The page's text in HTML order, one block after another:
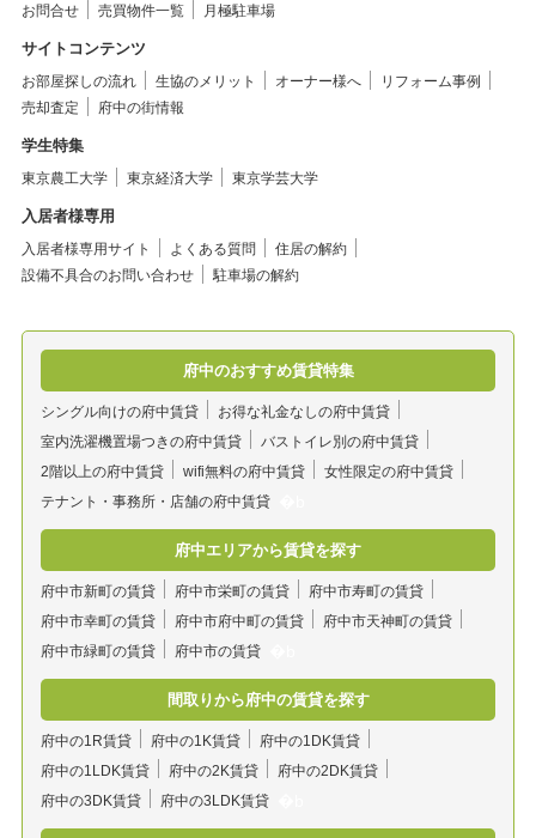
お問合せ
売買物件一覧 月極駐車場
サイトコンテンツ
お部屋探しの流れ 生協のメリット オーナー様へ
リフォーム事例
売却査定
府中の街情報
学生特集
東京農工大学 東京経済大学 東京学芸大学
入居者様専用
入居者様専用サイト よくある質問
住居の解約
設備不具合のお問い合わせ
駐車場の解約
府中のおすすめ賃貸特集
シングル向けの府中賃貸
お得な礼金なしの府中賃貸
室内洗濯機置場つきの府中賃貸
バストイレ別の府中賃貸
2階以上の府中賃貸
wifi無料の府中賃貸
女性限定の府中賃貸
テナント・事務所・店舗の府中賃貸
府中エリアから賃貸を探す
府中市新町の賃貸 府中市栄町の賃貸
府中市寿町の賃貸
府中市幸町の賃貸
府中市府中町の賃貸
府中市天神町の賃貸
府中市緑町の賃貸
府中市の賃貸
間取りから府中の賃貸を探す
府中の1R賃貸 府中の1K賃貸
府中の1DK賃貸
府中の1LDK賃貸
府中の2K賃貸
府中の2DK賃貸
府中の3DK賃貸
府中の3LDK賃貸